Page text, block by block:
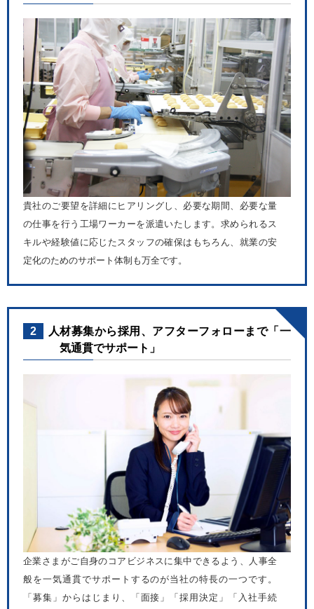
貴社のご要望を詳細にヒアリングし、必要な期間、必要な量
の仕事を行う工場ワーカーを派遣いたします。求められるス
キルや経験値に応じたスタッフの確保はもちろん、就業の安
定化のためのサポート体制も万全です。
2
人材募集から採用、アフターフォローまで「一
気通貫でサポート」
企業さまがご自身のコアビジネスに集中できるよう、人事全
般を一気通貫でサポートするのが当社の特長の一つです。
「募集」からはじまり、「面接」「採用決定」「入社手続